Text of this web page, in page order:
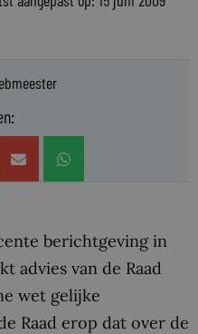
berichtgeving in
advies van de Raad
wet gelijke
Raad erop dat over de